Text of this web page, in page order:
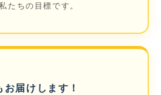
たちの目標です。
お届けします！